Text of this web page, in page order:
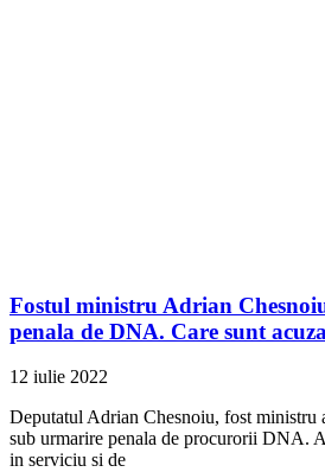
Fostul ministru Adrian
penala de DNA. Care sunt
12 iulie 2022
Deputatul Adrian Chesnoiu, fost
sub urmarire penala de procurorii DNA.
in serviciu si de